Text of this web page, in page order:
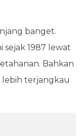
banget.
sejak 1987 lewat
Bahkan
lebih terjangkau